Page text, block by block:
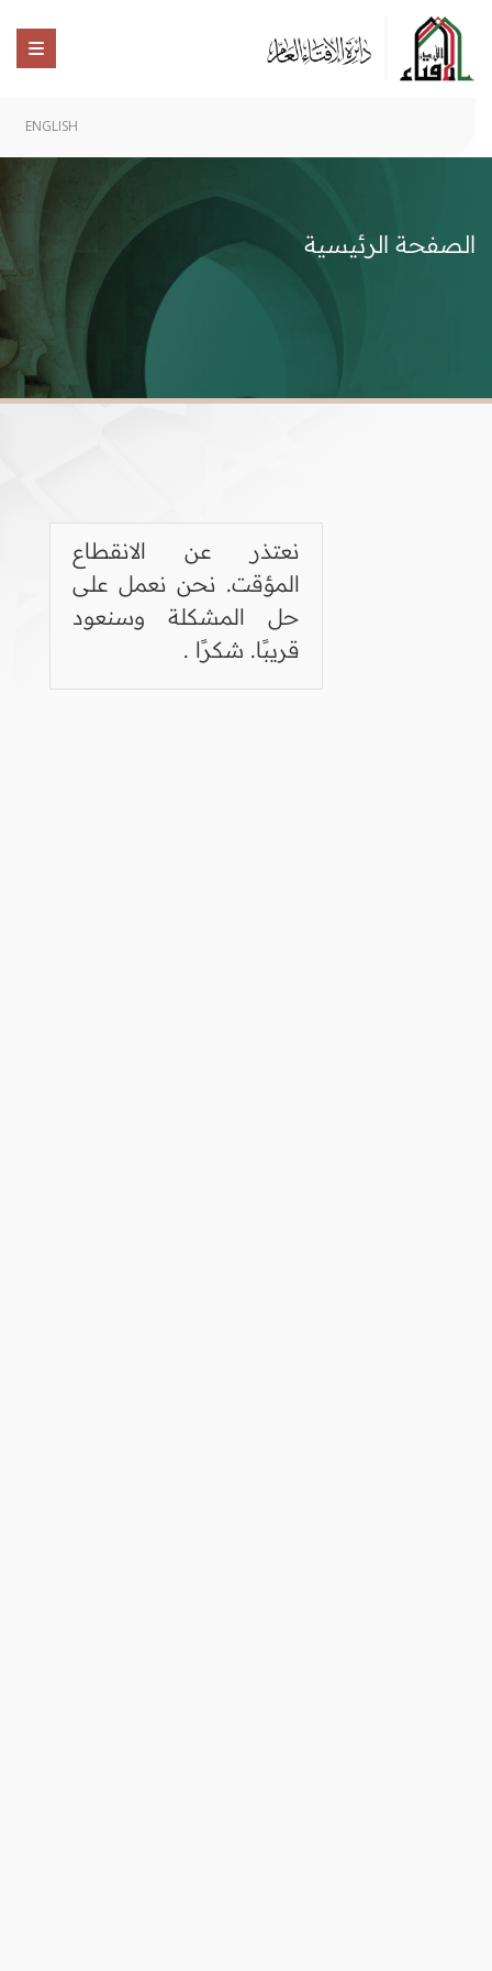
ENGLISH
الصفحة الرئيسية
نعتذر عن الانقطاع
المؤقت. نحن نعمل على
حل المشكلة وسنعود
قريبًا. شكرًا .